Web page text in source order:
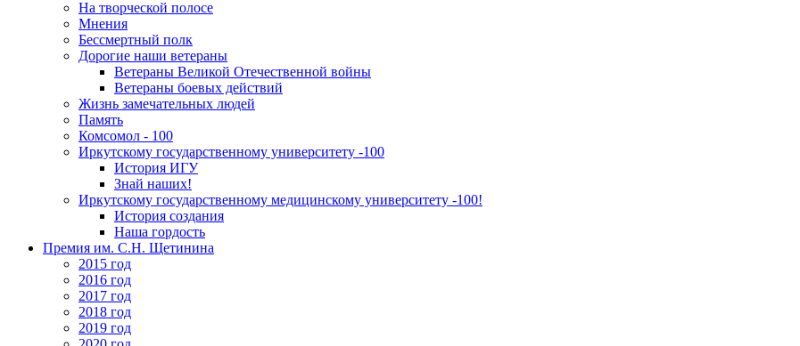
На творческой полосе
Мнения
Бессмертный полк
Дорогие наши ветераны
Ветераны Великой Отечественной войны
Ветераны боевых действий
Жизнь замечательных людей
Память
Комсомол - 100
Иркутскому государственному университету -100
История ИГУ
Знай наших!
Иркутскому государственному медицинскому университету -100!
История создания
Наша гордость
Премия им. С.Н. Щетинина
2015 год
2016 год
2017 год
2018 год
2019 год